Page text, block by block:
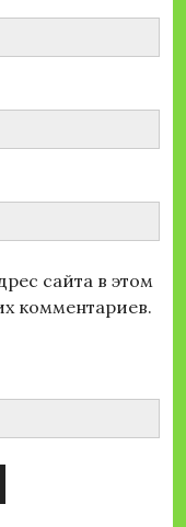
сайта в этом
комментариев.